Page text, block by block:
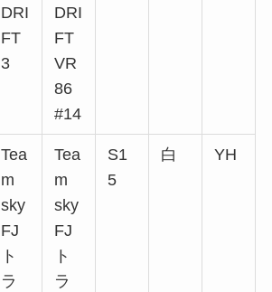
DRI
FT
3
DRI
FT
VR
86
#14
Tea
m
sky
FJ
ト
ラ
Tea
m
sky
FJ
ト
ラ
S1
5
白 YH